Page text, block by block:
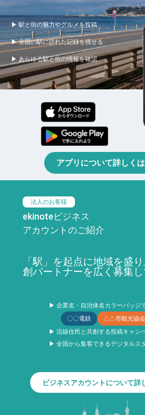
▶ 駅と街の魅力やグルメを投稿
▶ 全国の駅に訪れた記録を残せる
▶ あらゆる駅と街の情報を確認
アプリについて詳しく
法人のお客様
ekinoteビジネス
アカウントのご紹介
「駅」を起点に地域を盛
創パートナーを広く募集し
▶ 企業名・自治体名カラーバッジ
〇〇電鉄
△△市観光協会
▶ 沿線住民と共創する投稿キャン
▶ 全国から集客できるデジタルス
ビジネスアカウントについて詳